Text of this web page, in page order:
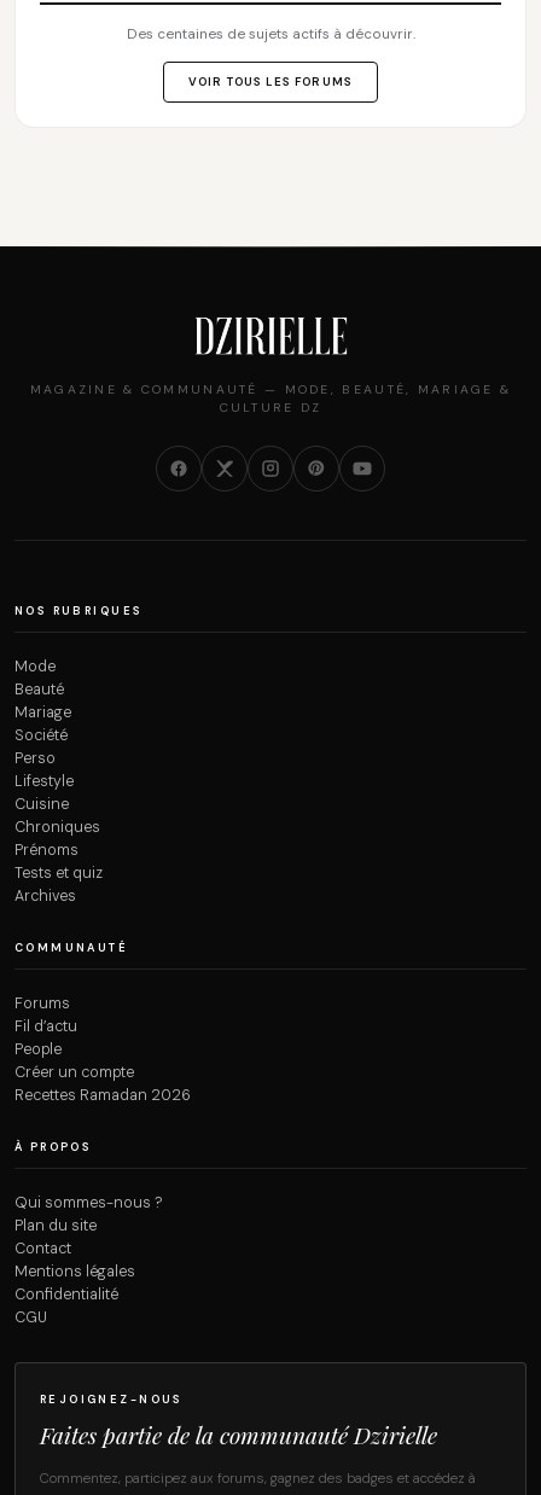
Des centaines de sujets actifs à découvrir.
VOIR TOUS LES FORUMS
MAGAZINE & COMMUNAUTÉ — MODE, BEAUTÉ, MARIAGE &
CULTURE DZ
NOS RUBRIQUES
Mode
Beauté
Mariage
Société
Perso
Lifestyle
Cuisine
Chroniques
Prénoms
Tests et quiz
Archives
COMMUNAUTÉ
Forums
Fil d’actu
People
Créer un compte
Recettes Ramadan 2026
À PROPOS
Qui sommes-nous ?
Plan du site
Contact
Mentions légales
Confidentialité
CGU
REJOIGNEZ-NOUS
Faites partie de la communauté Dzirielle
Commentez, participez aux forums, gagnez des badges et accédez à